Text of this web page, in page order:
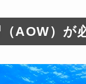
AOW）が